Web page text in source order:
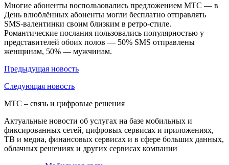
Многие абоненты воспользовались предложением МТС — в
День влюблённых абоненты могли бесплатно отправлять
SMS-валентинки своим близким в ретро-стиле.
Романтические послания пользовались популярностью у
представителей обоих полов — 50% SMS отправлены
женщинам, 50% — мужчинам.
Предыдущая новость
Следующая новость
МТС – связь и цифровые решения
Актуальные новости об услугах на базе мобильных и
фиксированных сетей, цифровых сервисах и приложениях,
ТВ и медиа, финансовых сервисах и в сфере больших данных,
облачных решениях и других сервисах компании